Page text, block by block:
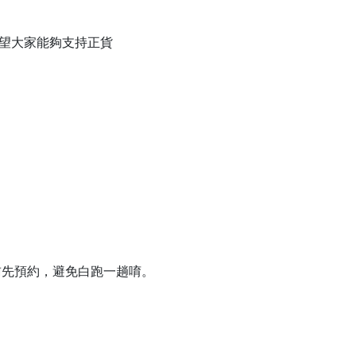
大家能夠支持正貨
預約，避免白跑一趟唷。